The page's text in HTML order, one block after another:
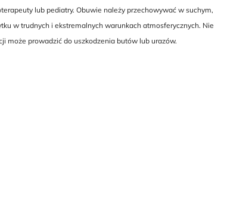
lub pediatry. Obuwie należy przechowywać w suchym,
w trudnych i ekstremalnych warunkach atmosferycznych. Nie
może prowadzić do uszkodzenia butów lub urazów.